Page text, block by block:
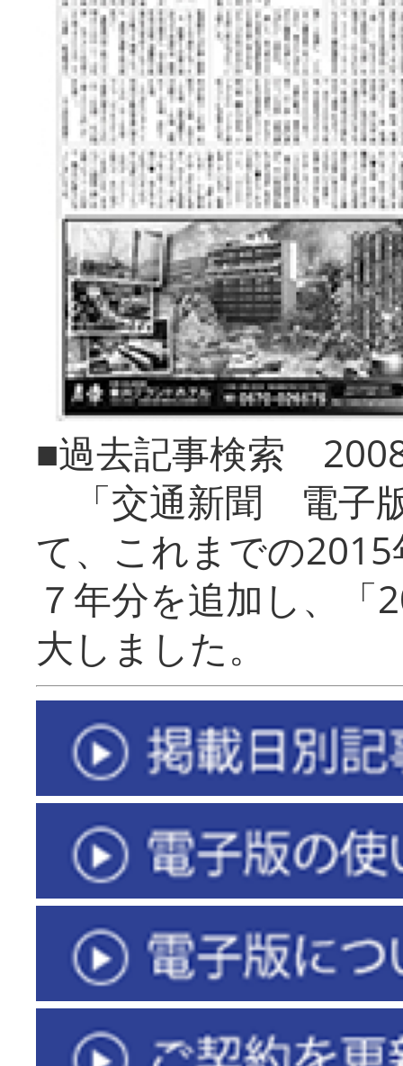
■過去記事検索
「交通新聞 電子
て、これまでの
７年分を追加し、「
大しまし